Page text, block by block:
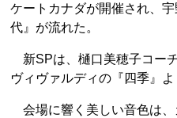
ケートカナダが開催され、
代』が流れた。
新SPは、樋口美穂子コー
ヴィヴァルディの『四季』よ
会場に響く美しい音色は、